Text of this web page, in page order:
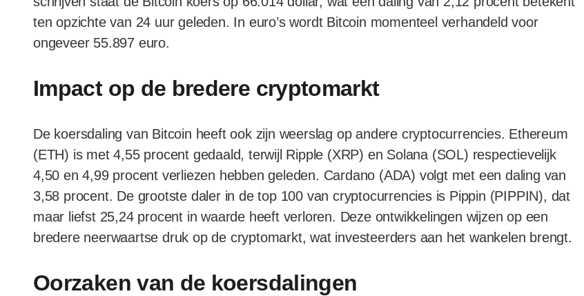
ten opzichte van 24 uur geleden. In euro’s wordt Bitcoin momenteel verhandeld voor
ongeveer 55.897 euro.
Impact op de bredere cryptomarkt
De koersdaling van Bitcoin heeft ook zijn weerslag op andere cryptocurrencies. Ethereum
(ETH) is met 4,55 procent gedaald, terwijl Ripple (XRP) en Solana (SOL) respectievelijk
4,50 en 4,99 procent verliezen hebben geleden. Cardano (ADA) volgt met een daling van
3,58 procent. De grootste daler in de top 100 van cryptocurrencies is Pippin (PIPPIN), dat
maar liefst 25,24 procent in waarde heeft verloren. Deze ontwikkelingen wijzen op een
bredere neerwaartse druk op de cryptomarkt, wat investeerders aan het wankelen brengt.
Oorzaken van de koersdalingen